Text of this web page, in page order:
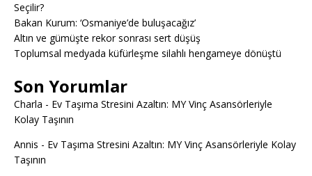
Seçilir?
Bakan Kurum: ‘Osmaniye’de buluşacağız’
Altın ve gümüşte rekor sonrası sert düşüş
Toplumsal medyada küfürleşme silahlı hengameye dönüştü
Son Yorumlar
Charla - Ev Taşıma Stresini Azaltın: MY Vinç Asansörleriyle
Kolay Taşının
Annis - Ev Taşıma Stresini Azaltın: MY Vinç Asansörleriyle Kolay
Taşının